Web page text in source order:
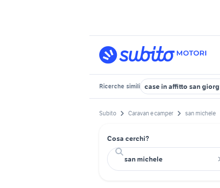
Ricerche simili case in affitto san
Subito Caravan e camper san michele
Cosa cerchi?